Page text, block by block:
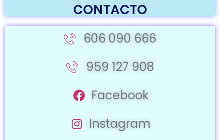
CONTACTO
606 090 666
959 127 908
Facebook
Instagram